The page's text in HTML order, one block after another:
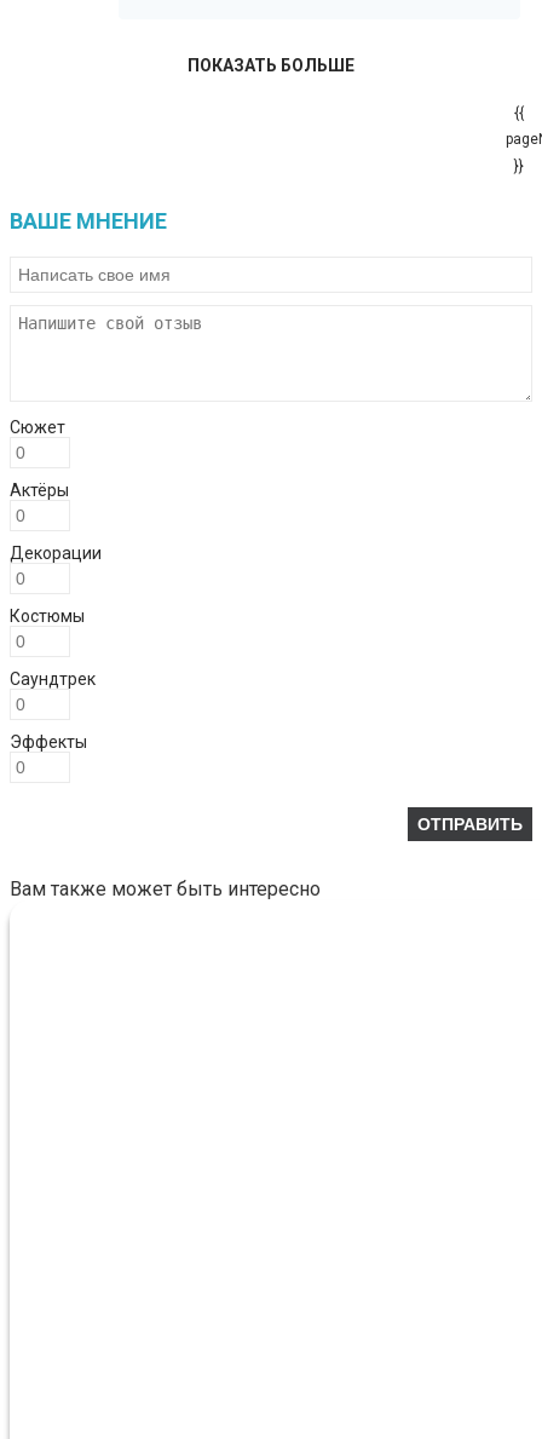
ПОКАЗАТЬ БОЛЬШЕ
{{
}}
ВАШЕ МНЕНИЕ
Сюжет
Актёры
Декорации
Костюмы
Саундтрек
Эффекты
Вам также может быть интересно